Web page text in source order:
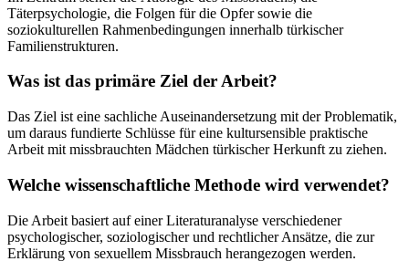
Täterpsychologie, die Folgen für die Opfer sowie die
soziokulturellen Rahmenbedingungen innerhalb türkischer
Familienstrukturen.
Was ist das primäre Ziel der Arbeit?
Das Ziel ist eine sachliche Auseinandersetzung mit der Problematik,
um daraus fundierte Schlüsse für eine kultursensible praktische
Arbeit mit missbrauchten Mädchen türkischer Herkunft zu ziehen.
Welche wissenschaftliche Methode wird verwendet?
Die Arbeit basiert auf einer Literaturanalyse verschiedener
psychologischer, soziologischer und rechtlicher Ansätze, die zur
Erklärung von sexuellem Missbrauch herangezogen werden.